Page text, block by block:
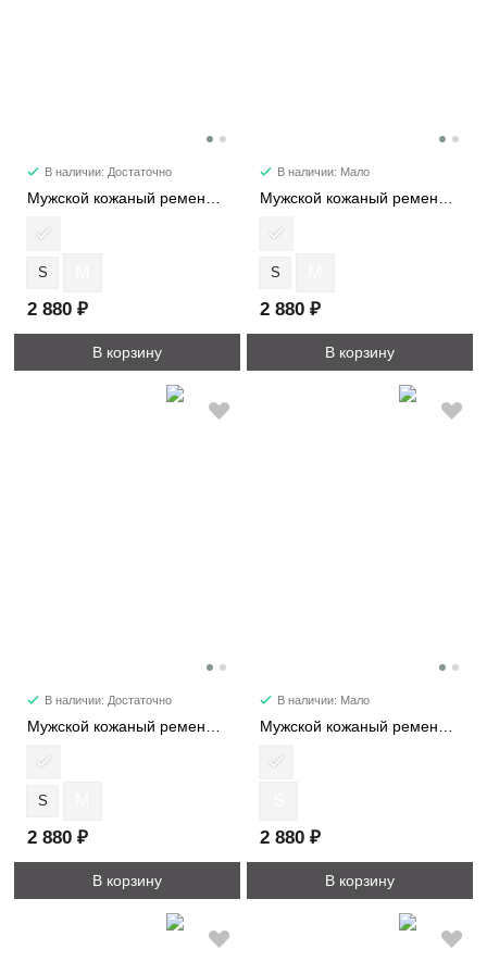
В наличии: Достаточно
S
2 880 ₽
В корзину
В наличии: Мало
S
2 880 ₽
В корзину
В наличии: Достаточно
Мужской кожаный ремень 6187-2
S
2 880 ₽
В корзину
В наличии: Мало
Мужской кожаный ремень 1423-35
2 880 ₽
В корзину